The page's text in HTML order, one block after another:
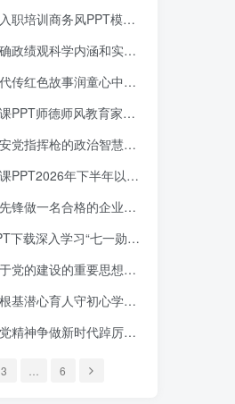
风PPT模板企业新人岗前培训课件
涵和实践要求2026学习教育PPT模板
心中小学生红色教育主题班会PPT模板
德师风教育家精神课件下载
慧建军节机关单位党课专用PPT课件下载
年以党章为镜筑牢信仰之基践行使命担当
企业党员基层党支部简短党课PPT下载
一勋章”获得者李连成同志先进事迹社区基层
的重大意义可编辑思政党课团课PPT课件下载
学校教师师德师风建设专题培训PPT课件
奋发的优秀共产党员七月宣讲党课PPT下载
3 6